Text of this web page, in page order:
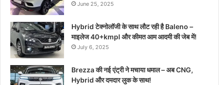
June 25, 2025
Hybrid टेक्नोलॉजी के साथ लौट रही है Baleno –
माइलेज 40+kmpl और कीमत आम आदमी की जेब में!
July 6, 2025
Brezza की नई एंट्री ने मचाया धमाल – अब CNG,
Hybrid और दमदार लुक के साथ!